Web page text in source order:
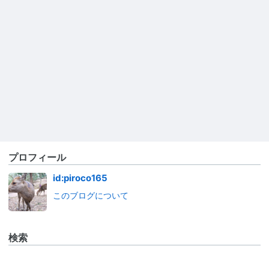
プロフィール
id:piroco165
このブログについて
検索